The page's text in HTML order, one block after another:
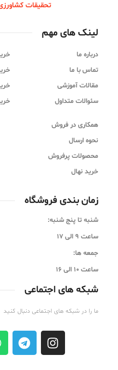
تحقیقات
لینک های مهم
درباره ما
تماس با ما
مقالات آموزشی
سئوالات متداول
همکاری در فروش
نحوه ارسال
محصولات پرفروش
خرید نهال
زمان بندی فروشگاه
شنبه تا پنج شنبه:
ساعت 9 الی 17
جمعه ها:
ساعت ۱۰ الی 16
شبکه های اجتماعی
ما را در شبکه های اجتماعی دنبال کنید